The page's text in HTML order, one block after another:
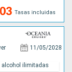
Tasas incluidas
11/05/2028
alcohol ilimitadas